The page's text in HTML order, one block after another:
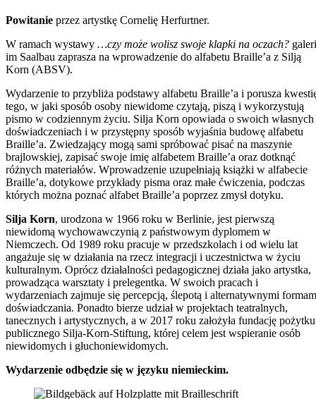
Powitanie przez artystkę Cornelię Herfurtner.
W ramach wystawy …czy może wolisz swoje klapki na oczach?
im Saalbau zaprasza na wprowadzenie do alfabetu Braille’a z Silją
Korn (ABSV).
Wydarzenie to przybliża podstawy alfabetu Braille’a i porusza
tego, w jaki sposób osoby niewidome czytają, piszą i wykorzystują
pismo w codziennym życiu. Silja Korn opowiada o swoich własnych
doświadczeniach i w przystępny sposób wyjaśnia budowę alfabetu
Braille’a. Zwiedzający mogą sami spróbować pisać na maszynie
brajlowskiej, zapisać swoje imię alfabetem Braille’a oraz dotknąć
różnych materiałów. Wprowadzenie uzupełniają książki w alfabecie
Braille’a, dotykowe przykłady pisma oraz małe ćwiczenia, podczas
których można poznać alfabet Braille’a poprzez zmysł dotyku.
Silja Korn, urodzona w 1966 roku w Berlinie, jest pierwszą
niewidomą wychowawczynią z państwowym dyplomem w
Niemczech. Od 1989 roku pracuje w przedszkolach i od wielu lat
angażuje się w działania na rzecz integracji i uczestnictwa w życiu
kulturalnym. Oprócz działalności pedagogicznej działa jako artystka,
prowadząca warsztaty i prelegentka. W swoich pracach i
wydarzeniach zajmuje się percepcją, ślepotą i alternatywnymi
doświadczania. Ponadto bierze udział w projektach teatralnych,
tanecznych i artystycznych, a w 2017 roku założyła fundację pożytku
publicznego Silja-Korn-Stiftung, której celem jest wspieranie osób
niewidomych i głuchoniewidomych.
Wydarzenie odbędzie się w języku niemieckim.